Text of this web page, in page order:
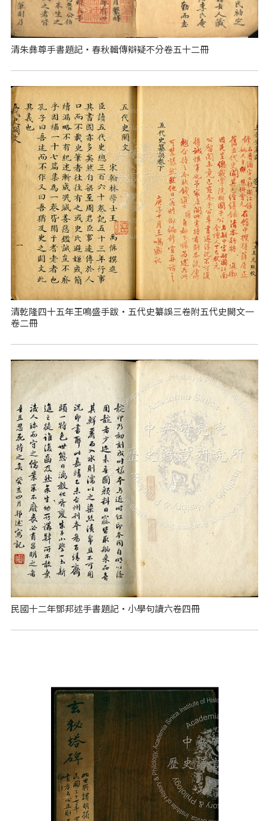
清朱彝尊手書題記‧春秋輯傳辯疑不分卷五十二冊
清乾隆四十五年王鳴盛手跋‧五代史纂誤三卷附五代史闕文一
卷二冊
民國十二年鄧邦述手書題記‧小學句讀六卷四冊